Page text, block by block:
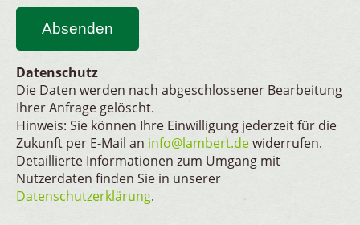
Absenden
Datenschutz
Die Daten werden nach abgeschlossener Bearbeitung
Ihrer Anfrage gelöscht.
Hinweis: Sie können Ihre Einwilligung jederzeit für die
Zukunft per E-Mail an info@lambert.dewiderrufen.
Detaillierte Informationen zum Umgang mit
Nutzerdaten finden Sie in unserer
Datenschutzerklärung.